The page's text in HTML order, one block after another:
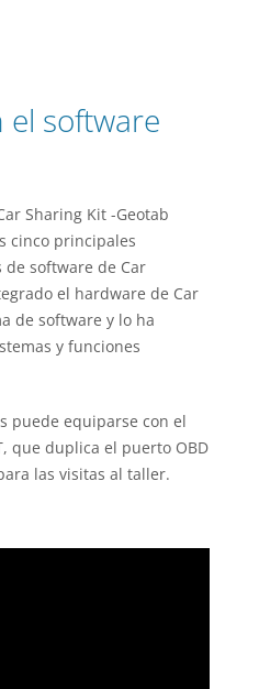
software
Sharing Kit -Geotab
cinco principales
software de Car
el hardware de Car
de software y lo ha
y funciones
puede equiparse con el
que duplica el puerto OBD
las visitas al taller.